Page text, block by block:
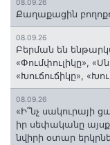
08.09.26
Քաղաքացին
08.09.26
Բերման են
«Փումփուլիկը»,
«Խուճուճիկը»,
08.09.26
«Ի՞նչ սակուրայի
իր սեփականը
նվիրի օտար